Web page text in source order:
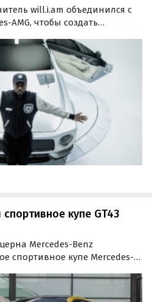
will.i.am объединился с
AMG, чтобы создать
Flip, представляет собой
от гибридного лифтбека
купе GT43
Mercedes-Benz
спортивное купе Mercedes-
модель
и маневренностью.